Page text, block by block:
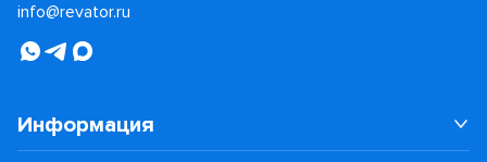
info@revator.ru
Информация